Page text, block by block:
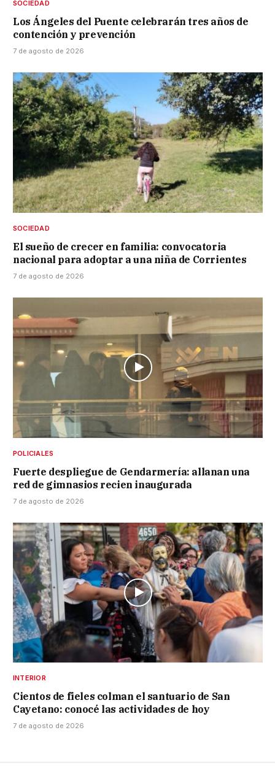
SOCIEDAD
Los Ángeles del Puente celebrarán tres años de
contención y prevención
7 de agosto de 2026
SOCIEDAD
El sueño de crecer en familia: convocatoria
nacional para adoptar a una niña de Corrientes
7 de agosto de 2026
POLICIALES
Fuerte despliegue de Gendarmería: allanan una
red de gimnasios recien inaugurada
7 de agosto de 2026
INTERIOR
Cientos de fieles colman el santuario de San
Cayetano: conocé las actividades de hoy
7 de agosto de 2026